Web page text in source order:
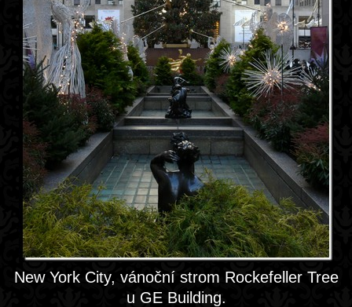
New York City, vánoční strom Rockefeller Tree
u GE Building.